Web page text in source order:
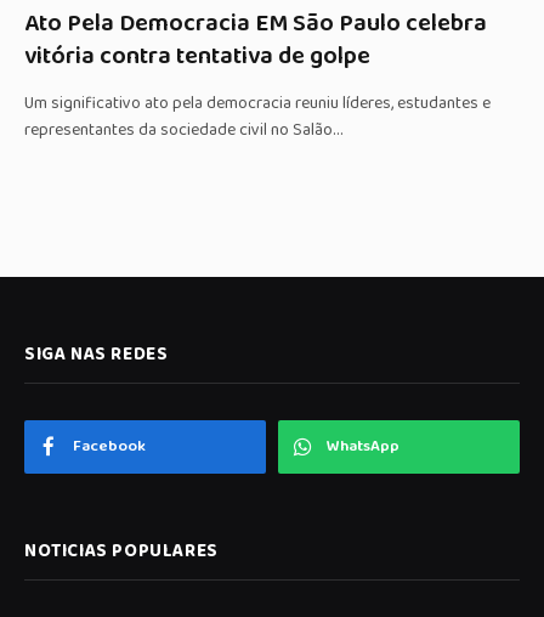
Ato Pela Democracia EM São Paulo celebra
vitória contra tentativa de golpe
Um significativo ato pela democracia reuniu líderes, estudantes e
representantes da sociedade civil no Salão…
SIGA NAS REDES
Facebook WhatsApp
NOTICIAS POPULARES